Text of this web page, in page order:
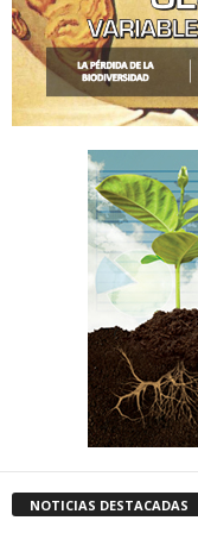
NOTICIAS DESTACADAS